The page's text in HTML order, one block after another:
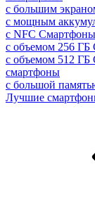
с большим
с мощным
с NFC Смартфоны
с объемом 256 ГБ
с объемом 512 ГБ
смартфоны
с большой
Лучшие